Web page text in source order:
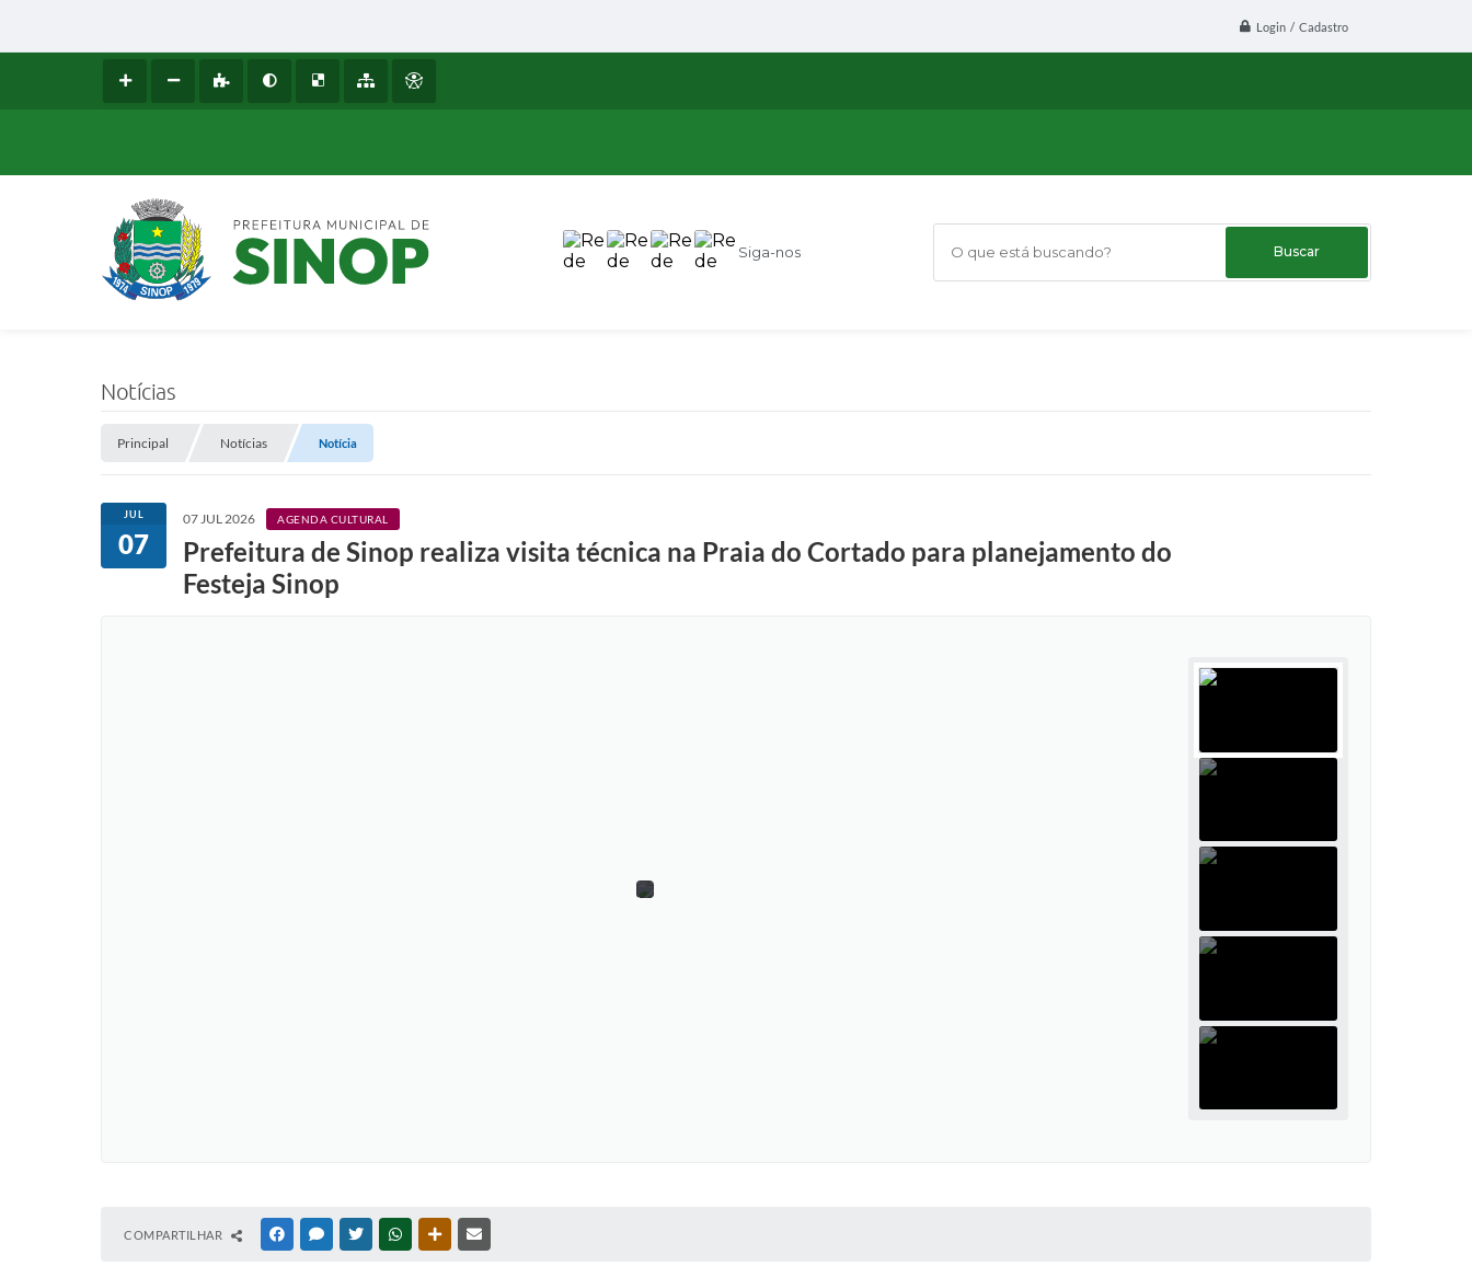
Login / Cadastro
Siga-nos O que está buscando?
Notícias
Principal Notícias Notícia
JUL
07
07 JUL 2026 AGENDA CULTURAL
Prefeitura de Sinop realiza visita técnica na Praia do Cortado para planejamento do
Festeja Sinop
COMPARTILHAR FACEBOOKMESSENGER
TWITTERWHATSAPPOUTRAS MÍDIAS